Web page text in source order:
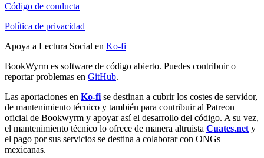
Código de conducta
Política de privacidad
Apoya a Lectura Social en Ko-fi
BookWyrm es software de código abierto. Puedes contribuir o
reportar problemas en GitHub.
Las aportaciones en Ko-fi se destinan a cubrir los costes de servidor,
de mantenimiento técnico y también para contribuir al Patreon
oficial de Bookwyrm y apoyar así el desarrollo del código. A su vez,
el mantenimiento técnico lo ofrece de manera altruista Cuates.net y
el pago por sus servicios se destina a colaborar con ONGs
mexicanas.